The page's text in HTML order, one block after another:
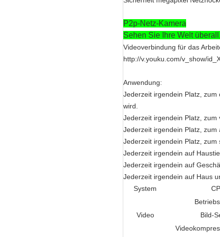
P2p-Netz-Kamera
Sehen Sie Ihre Welt
Videoverbindung für das
http://v.youku.com/v_show/
Anwendung:
Jederzeit irgendein Platz,
wird.
Jederzeit irgendein Platz,
Jederzeit irgendein Platz,
Jederzeit irgendein Platz,
Jederzeit irgendein auf
Jederzeit irgendein auf
Jederzeit irgendein auf Haus
System
Video
Bild-